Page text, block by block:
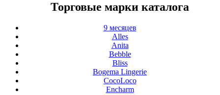
Торговые марки каталога
9 месяцев
Alles
Anita
Bebble
Bliss
Bogema Lingerie
CocoLoco
Encharm